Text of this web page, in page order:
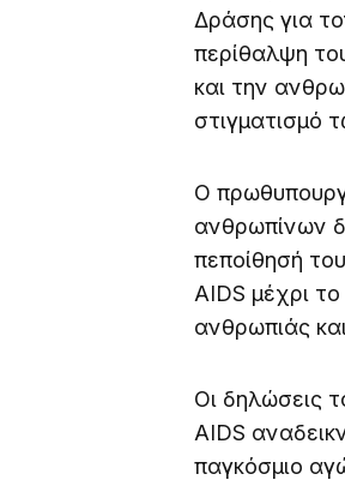
Δράσης για
περίθαλψη
και την
στιγματισμό
Ο
ανθρωπίνων
πεποίθησή
AIDS μέχρι
ανθρωπιάς
Οι δηλώσεις
AIDS
παγκόσμιο